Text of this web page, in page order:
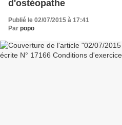
d'ostéopathe
Publié le 02/07/2015 à 17:41
Par popo